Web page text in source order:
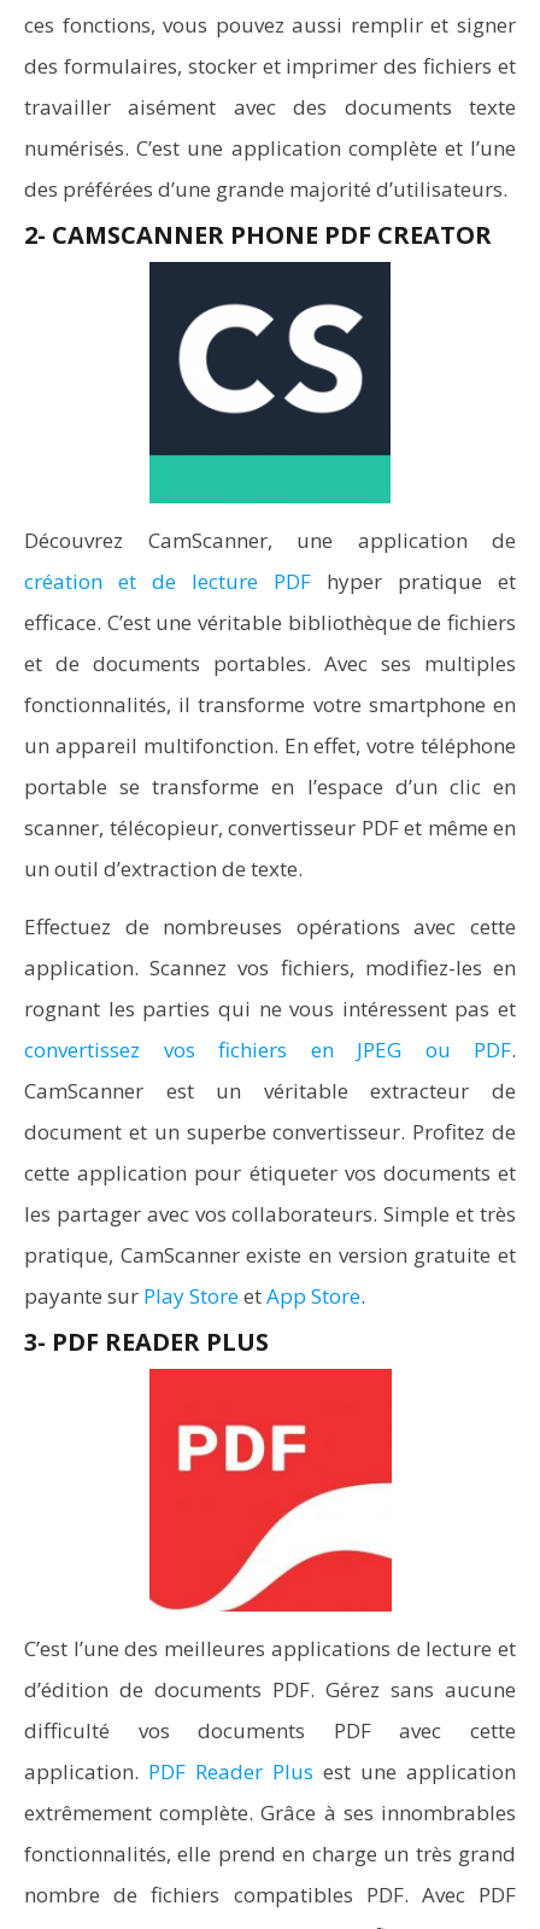
ces fonctions, vous pouvez aussi remplir et signer
des formulaires, stocker et imprimer des fichiers et
travailler aisément avec des documents texte
numérisés. C’est une application complète et l’une
des préférées d’une grande majorité d’utilisateurs.
2- CAMSCANNER PHONE PDF CREATOR
Découvrez CamScanner, une application de
création et de lecture PDF hyper pratique et
efficace. C’est une véritable bibliothèque de fichiers
et de documents portables. Avec ses multiples
fonctionnalités, il transforme votre smartphone en
un appareil multifonction. En effet, votre téléphone
portable se transforme en l’espace d’un clic en
scanner, télécopieur, convertisseur PDF et même en
un outil d’extraction de texte.
Effectuez de nombreuses opérations avec cette
application. Scannez vos fichiers, modifiez-les en
rognant les parties qui ne vous intéressent pas et
convertissez vos fichiers en JPEG ou PDF.
CamScanner est un véritable extracteur de
document et un superbe convertisseur. Profitez de
cette application pour étiqueter vos documents et
les partager avec vos collaborateurs. Simple et très
pratique, CamScanner existe en version gratuite et
payante sur Play StoreetApp Store.
3- PDF READER PLUS
C’est l’une des meilleures applications de lecture et
d’édition de documents PDF. Gérez sans aucune
difficulté vos documents PDF avec cette
application. PDF Reader Plus est une application
extrêmement complète. Grâce à ses innombrables
fonctionnalités, elle prend en charge un très grand
nombre de fichiers compatibles PDF. Avec PDF